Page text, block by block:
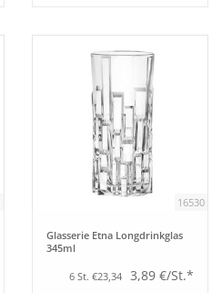
16530
Glasserie Etna Longdrinkglas
345ml
6 St. €23,34 3,89 €/St.*